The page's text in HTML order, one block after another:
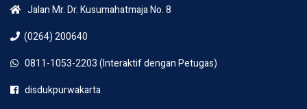
Jalan Mr. Dr. Kusumahatmaja No. 8
(0264) 200640
0811-1053-2203 (Interaktif dengan Petugas)
disdukpurwakarta